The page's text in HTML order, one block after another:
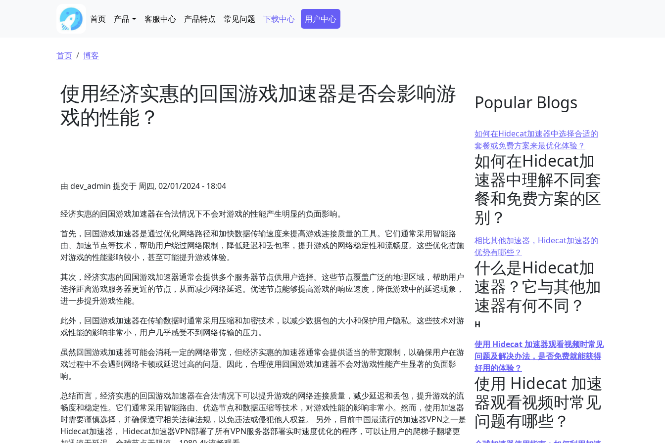
Main navigation
首页 产品 客服中心 产品特点 常见问题 下载中心 Secondary Menu
用户中心
面包屑
首页 博客
使用经济实惠的回国游戏加速器是否会影响游
戏的性能？
由 dev_admin 提交于 周四, 02/01/2024 - 18:04
经济实惠的回国游戏加速器在合法情况下不会对游戏的性能产生明显的负面影响。
首先，回国游戏加速器是通过优化网络路径和加快数据传输速度来提高游戏连接质量的工具。它们通常采用智能路
由、加速节点等技术，帮助用户绕过网络限制，降低延迟和丢包率，提升游戏的网络稳定性和流畅度。这些优化措施
对游戏的性能影响较小，甚至可能提升游戏体验。
其次，经济实惠的回国游戏加速器通常会提供多个服务器节点供用户选择。这些节点覆盖广泛的地理区域，帮助用户
选择距离游戏服务器更近的节点，从而减少网络延迟。优选节点能够提高游戏的响应速度，降低游戏中的延迟现象，
进一步提升游戏性能。
此外，回国游戏加速器在传输数据时通常采用压缩和加密技术，以减少数据包的大小和保护用户隐私。这些技术对游
戏性能的影响非常小，用户几乎感受不到网络传输的压力。
虽然回国游戏加速器可能会消耗一定的网络带宽，但经济实惠的加速器通常会提供适当的带宽限制，以确保用户在游
戏过程中不会遇到网络卡顿或延迟过高的问题。因此，合理使用回国游戏加速器不会对游戏性能产生显著的负面影
响。
总结而言，经济实惠的回国游戏加速器在合法情况下可以提升游戏的网络连接质量，减少延迟和丢包，提升游戏的流
畅度和稳定性。它们通常采用智能路由、优选节点和数据压缩等技术，对游戏性能的影响非常小。然而，使用加速器
时需要谨慎选择，并确保遵守相关法律法规，以免违法或侵犯他人权益。 另外，目前中国最流行的加速器VPN之一是
Hidecat加速器， Hidecat加速器VPN部署了所有VPN服务器部署实时速度优化的程序，可以让用户的爬梯子翻墙更
Popular Blogs
如何在Hidecat加速器中选择合适的
套餐或免费方案来最优化体验？
如何在Hidecat加
速器中理解不同套
餐和免费方案的区
别？
相比其他加速器，Hidecat加速器的
优势有哪些？
什么是Hidecat加
速器？它与其他加
速器有何不同？
H
使用 Hidecat 加速器观看视频时常见
问题及解决办法，是否免费就能获得
好用的体验？
使用 Hidecat 加速
器观看视频时常见
问题有哪些？